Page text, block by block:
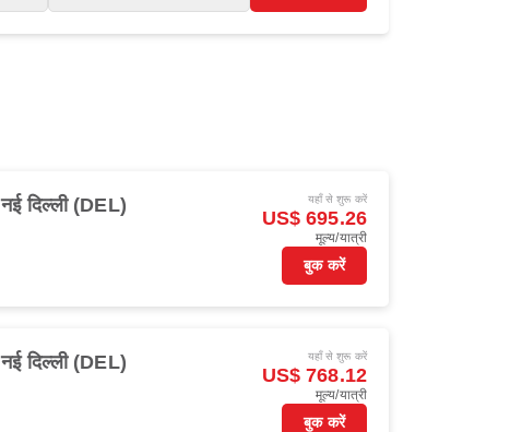
नई दिल्ली (DEL) यहाँ से शुरू करें
US$ 695.26
मूल्य/यात्री
बुक करें
नई दिल्ली (DEL) यहाँ से शुरू करें
US$ 768.12
मूल्य/यात्री
बुक करें